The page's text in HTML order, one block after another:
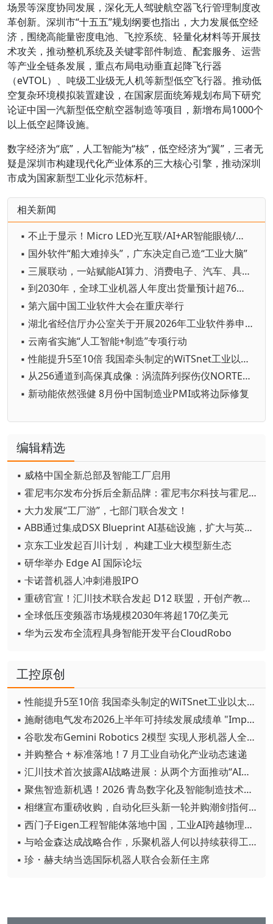
场景等深度协同发展，深化无人驾驶航空器飞行管理制度改
革创新。深圳市“十五五”规划纲要也指出，大力发展低空经
济，围绕高能量密度电池、飞控系统、轻量化材料等开展技
术攻关，推动整机系统及关键零部件制造、配套服务、运营
等产业全链条发展，重点布局电动垂直起降飞行器
（eVTOL）、吨级工业级无人机等新型低空飞行器。推动低
空复杂环境模拟装置建设，在国家层面统筹规划布局下研究
论证中国一汽新型低空航空器制造等项目，新增布局1000个
以上低空起降设施。
数字经济为“底”，人工智能为“核”，低空经济为“翼”，三者无
疑是深圳市构建现代化产业体系的三大核心引擎，推动深圳
市成为国家新型工业化示范标杆。
相关新闻
▪ 不止于显示！Micro LED光互联/AI+AR智能眼镜/玻璃基板TGV等全新赛道集中亮相，创新动能尽在2026深圳国际全触与显示展
▪ 国外软件“船大难掉头”，广东决定自己造“工业大脑”
▪ 三展联动，一站赋能AI算力、消费电子、汽车、具身机器人与智能制造产业链资源对接
▪ 到2030年，全球工业机器人年度出货量预计超76万台
▪ 第六届中国工业软件大会在重庆举行
▪ 湖北省经信厅办公室关于开展2026年工业软件券申领工作的通知
▪ 云南省实施“人工智能+制造”专项行动
▪ 性能提升5至10倍 我国牵头制定的WiTSnet工业以太网国际标准正式发布
▪ 从256通道到高保真成像：涡流阵列探伤仪NORTEC™ 700用硬核实力定义涡流检测新高度
▪ 新动能依然强健 8月份中国制造业PMI或将边际修复
编辑精选
▪ 威格中国全新总部及智能工厂启用
▪ 霍尼韦尔发布分拆后全新品牌：霍尼韦尔科技与霍尼韦尔航空航天
▪ 大力发展“工厂游”，七部门联合发文！
▪ ABB通过集成DSX Blueprint AI基础设施，扩大与英伟达的合作
▪ 京东工业发起百川计划， 构建工业大模型新生态
▪ 研华举办 Edge AI 国际论坛
▪ 卡诺普机器人冲刺港股IPO
▪ 重磅官宣！汇川技术联合发起 D12 联盟，开创产教融合新范式
▪ 全球低压变频器市场规模2030年将超170亿美元
▪ 华为云发布全流程具身智能开发平台CloudRobo
工控原创
▪ 性能提升5至10倍 我国牵头制定的WiTSnet工业以太网国际标准正式发布
▪ 施耐德电气发布2026上半年可持续发展成绩单 "Impact 2030"路线图开局稳健
▪ 谷歌发布Gemini Robotics 2模型 实现人形机器人全身智能控制突破
▪ 并购整合 + 标准落地！7 月工业自动化产业动态速递
▪ 汇川技术首次披露AI战略进展：从两个方面推动“AI业务化”落地
▪ 聚焦智造新机遇！2026 青岛数字化及智能制造技术论坛圆满落幕
▪ 相继宣布重磅收购，自动化巨头新一轮并购潮剑指何方？
▪ 西门子Eigen工程智能体落地中国，工业AI跨越物理世界“确定性”拐点
▪ 与哈金森达成战略合作，乐聚机器人何以持续获得工业巨头青睐？
▪ 珍・赫夫纳当选国际机器人联合会新任主席